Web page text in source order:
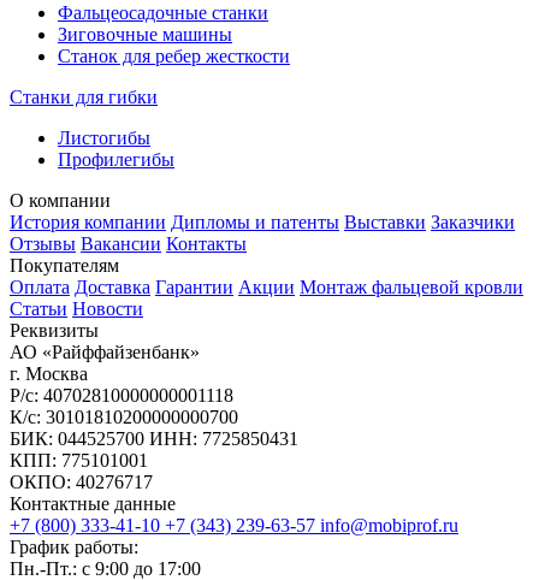
Фальцеосадочные станки
Зиговочные машины
Станок для ребер жесткости
Станки для гибки
Листогибы
Профилегибы
О компании
История компании Дипломы и патенты Выставки Заказчики
Отзывы Вакансии Контакты
Покупателям
Оплата Доставка Гарантии Акции Монтаж фальцевой кровли
Статьи Новости
Реквизиты
АО «Райффайзенбанк»
г. Москва
Р/с: 40702810000000001118
К/с: 30101810200000000700
БИК: 044525700 ИНН: 7725850431
КПП: 775101001
ОКПО: 40276717
Контактные данные
+7 (800) 333-41-10 +7 (343) 239-63-57 info@mobiprof.ru
График работы:
Пн.-Пт.: с 9:00 до 17:00